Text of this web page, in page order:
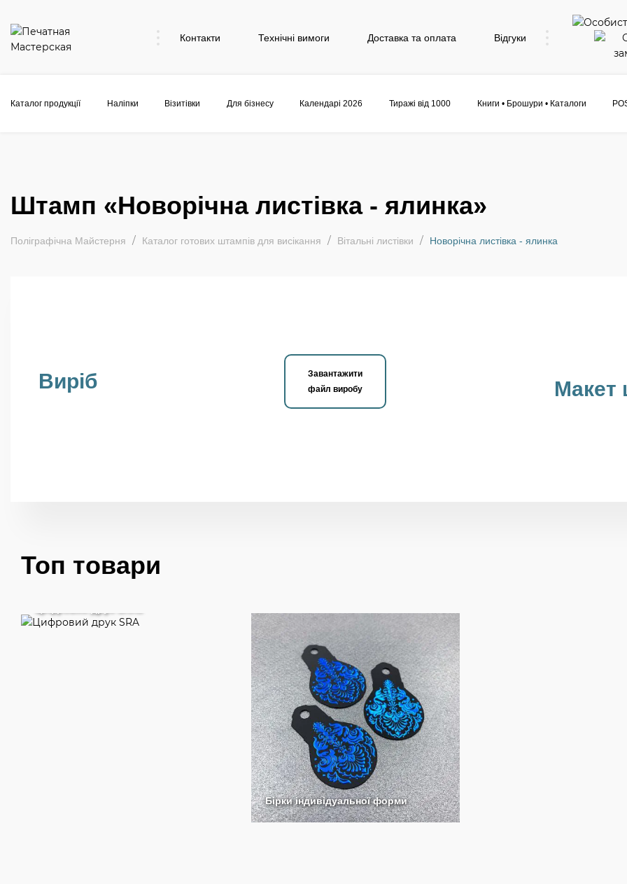
Контакти Технічні вимоги Доставка та оплата Відгуки
Каталог продукції Наліпки Візитівки Для бізнесу Календарі 2026 Тиражі від 1000 Книги • Брошури • Каталоги
Штамп «Новорічна листівка - ялинка»
Поліграфічна Майстерня Каталог готових штампів для висікання Вітальні листівки Новорічна листівка - ялинка
Виріб
Завантажити
файл виробу
Макет
Топ товари
Бірки індивідуальної форми